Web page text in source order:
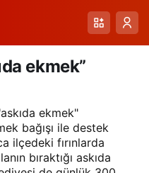
ekmek”
ekmek"
bağışı ile destek
ilçedeki fırınlarda
bıraktığı askıda
Paylaş